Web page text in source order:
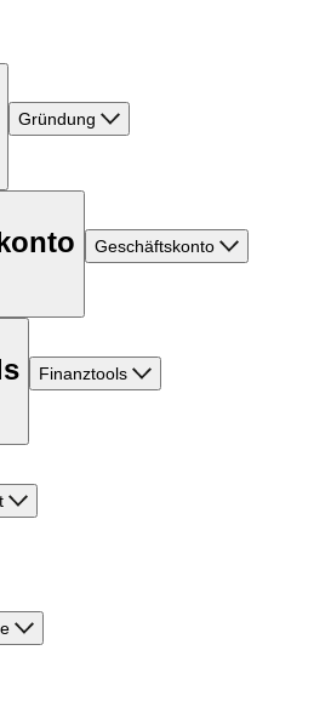
Gründung
Geschäftskonto
Finanztools